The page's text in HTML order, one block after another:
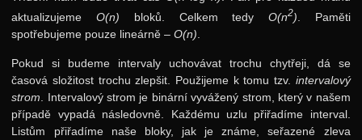
aktualizujemeO(n) bloků. Celkem tedy O(n2) . Paměti
spotřebujeme pouze lineárně –O(n)
Pokud si budeme intervaly uchovávat trochu chytřeji, dá se
časová složitost trochu zlepšit. Použijeme k tomu tzv. intervalový
strom . Intervalový strom je binární vyvážený strom, který v našem
případě vypadá následovně. Každému uzlu přiřadíme interval.
Listům přiřadíme naše bloky, jak je známe, seřazené zleva